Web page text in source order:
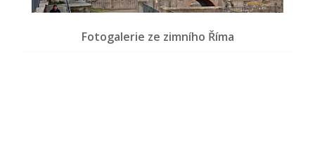
Fotogalerie ze zimního Říma